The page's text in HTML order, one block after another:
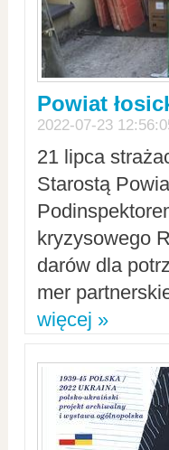
Powiat
2022-07-23
21 lipca
Starostą
kryzysowego
darów dla
mer
więcej »